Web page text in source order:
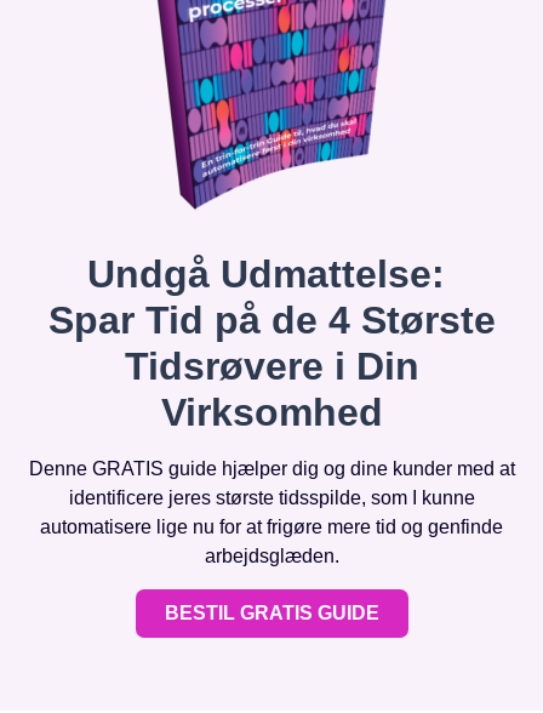
Undgå Udmattelse:
Spar Tid på de 4 Største
Tidsrøvere i Din
Virksomhed
Denne GRATIS guide hjælper dig og dine kunder med at
identificere jeres største tidsspilde, som I kunne
automatisere lige nu for at frigøre mere tid og genfinde
arbejdsglæden.
BESTIL GRATIS GUIDE